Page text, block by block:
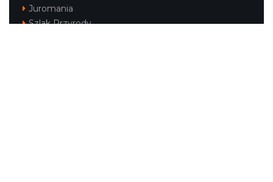
Juromania
Szlak Przyrody